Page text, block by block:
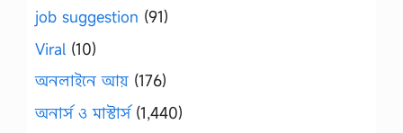
job suggestion (91)
Viral (10)
অনলাইনে আয় (176)
অনার্স ও মাস্টার্স(1,440)